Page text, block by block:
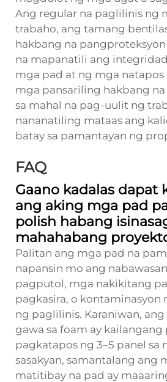
Ang regular na paglilinis ng
trabaho, ang tamang
hakbang na
na mapanatili ang
mga pad at ng mga natapos
mga pansariling hakbang
sa mahal na pag-uulit ng
nananatiling mataas ang
batay sa pamantayan ng
FAQ
Gaano kadalas dapat
ang aking mga pad
polish habang
mahahabang
Palitan ang mga pad na
napansin mo ang
pagputol, mga nakikitang
pagkasira, o kontaminasyon
ng paglilinis. Karaniwan,
gawa sa foam ay kailangang
pagkatapos ng 3–5 panel sa
sasakyan, samantalang ang
matitibay na pad ay